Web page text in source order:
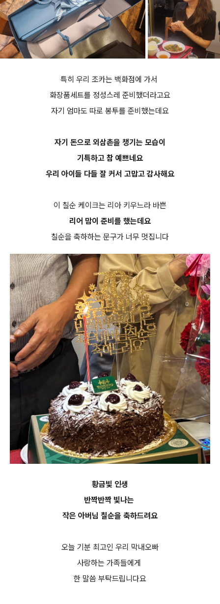
특히 우리 조카는 백화점에 가서
화장품세트를 정성스레 준비했더라고요
자기 엄마도 따로 봉투를 준비했는데요
자기 돈으로 외삼촌을 챙기는 모습이
기특하고 참 예쁘네요
우리 아이들 다들 잘 커서 고맙고 감사해요
이 칠순 케이크는 리아 키우느라 바쁜
리어 맘이 준비를 했는데요
칠순을 축하하는 문구가 너무 멋집니다
황금빛 인생
반짝반짝 빛나는
작은 아버님 칠순을 축하드려요
오늘 기분 최고인 우리 막내오빠
사랑하는 가족들에게
한 말씀 부탁드립니다요